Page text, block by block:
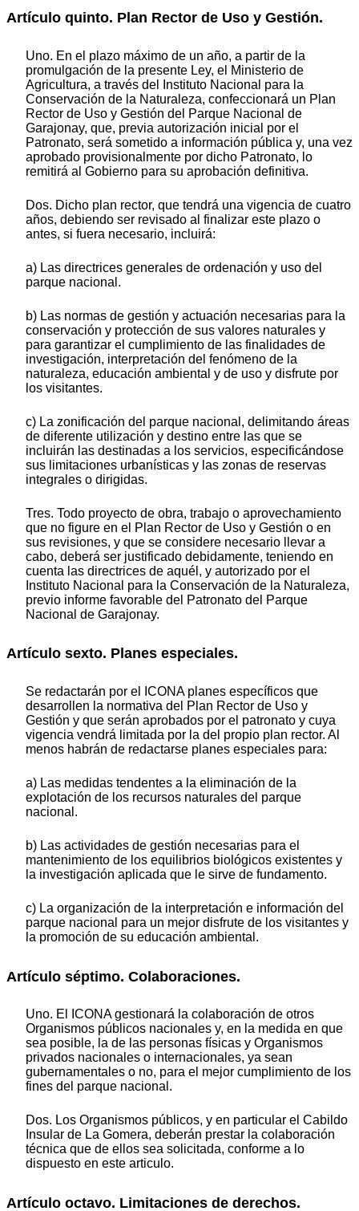
Artículo quinto. Plan Rector de Uso y Gestión.
Uno. En el plazo máximo de un año, a partir de la
promulgación de la presente Ley, el Ministerio de
Agricultura, a través del Instituto Nacional para la
Conservación de la Naturaleza, confeccionará un Plan
Rector de Uso y Gestión del Parque Nacional de
Garajonay, que, previa autorización inicial por el
Patronato, será sometido a información pública y, una vez
aprobado provisionalmente por dicho Patronato, lo
remitirá al Gobierno para su aprobación definitiva.
Dos. Dicho plan rector, que tendrá una vigencia de cuatro
años, debiendo ser revisado al finalizar este plazo o
antes, si fuera necesario, incluirá:
a) Las directrices generales de ordenación y uso del
parque nacional.
b) Las normas de gestión y actuación necesarias para la
conservación y protección de sus valores naturales y
para garantizar el cumplimiento de las finalidades de
investigación, interpretación del fenómeno de la
naturaleza, educación ambiental y de uso y disfrute por
los visitantes.
c) La zonificación del parque nacional, delimitando áreas
de diferente utilización y destino entre las que se
incluirán las destinadas a los servicios, especificándose
sus limitaciones urbanísticas y las zonas de reservas
integrales o dirigidas.
Tres. Todo proyecto de obra, trabajo o aprovechamiento
que no figure en el Plan Rector de Uso y Gestión o en
sus revisiones, y que se considere necesario llevar a
cabo, deberá ser justificado debidamente, teniendo en
cuenta las directrices de aquél, y autorizado por el
Instituto Nacional para la Conservación de la Naturaleza,
previo informe favorable del Patronato del Parque
Nacional de Garajonay.
Artículo sexto. Planes especiales.
Se redactarán por el ICONA planes específicos que
desarrollen la normativa del Plan Rector de Uso y
Gestión y que serán aprobados por el patronato y cuya
vigencia vendrá limitada por la del propio plan rector. Al
menos habrán de redactarse planes especiales para:
a) Las medidas tendentes a la eliminación de la
explotación de los recursos naturales del parque
nacional.
b) Las actividades de gestión necesarias para el
mantenimiento de los equilibrios biológicos existentes y
la investigación aplicada que le sirve de fundamento.
c) La organización de la interpretación e información del
parque nacional para un mejor disfrute de los visitantes y
la promoción de su educación ambiental.
Artículo séptimo. Colaboraciones.
Uno. El ICONA gestionará la colaboración de otros
Organismos públicos nacionales y, en la medida en que
sea posible, la de las personas físicas y Organismos
privados nacionales o internacionales, ya sean
gubernamentales o no, para el mejor cumplimiento de los
fines del parque nacional.
Dos. Los Organismos públicos, y en particular el Cabildo
Insular de La Gomera, deberán prestar la colaboración
técnica que de ellos sea solicitada, conforme a lo
dispuesto en este articulo.
Artículo octavo. Limitaciones de derechos.